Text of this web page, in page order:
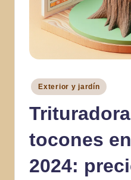
Publicado
en
Exterior y jardín
tocones
2024: